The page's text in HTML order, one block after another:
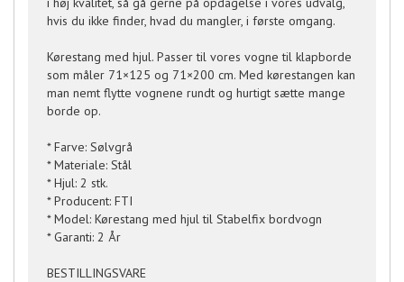
hvis du ikke finder, hvad du mangler, i første omgang.
Kørestang med hjul. Passer til vores vogne til klapborde
som måler 71×125 og 71×200 cm. Med kørestangen kan
man nemt flytte vognene rundt og hurtigt sætte mange
borde op.
* Farve: Sølvgrå
* Materiale: Stål
* Hjul: 2 stk.
* Producent: FTI
* Model: Kørestang med hjul til Stabelfix bordvogn
* Garanti: 2 År
BESTILLINGSVARE